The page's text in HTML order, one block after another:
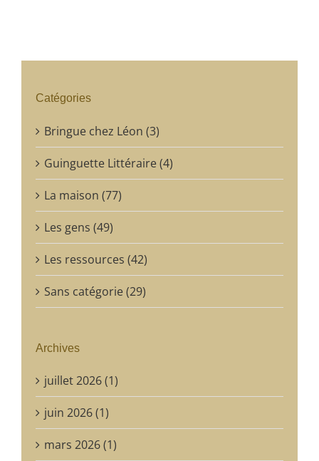
Catégories
Bringue chez Léon (3)
Guinguette Littéraire (4)
La maison (77)
Les gens (49)
Les ressources (42)
Sans catégorie (29)
Archives
juillet 2026 (1)
juin 2026 (1)
mars 2026 (1)